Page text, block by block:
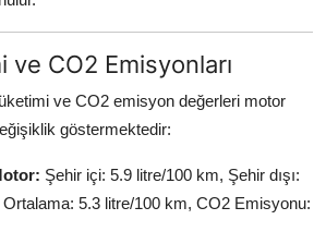
ve CO2 Emisyonları
ve CO2 emisyon değerleri motor
göstermektedir:
Şehir içi: 5.9 litre/100 km, Şehir dışı:
5.3 litre/100 km, CO2 Emisyonu: